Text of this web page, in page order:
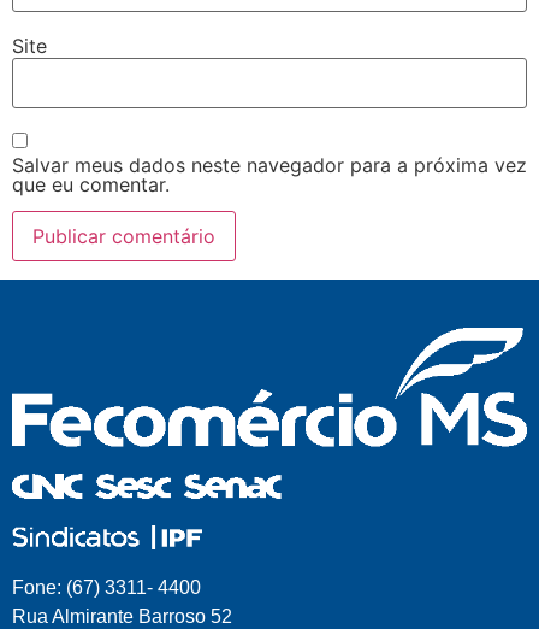
Site
Salvar meus dados neste navegador para a próxima vez
que eu comentar.
Fone: (67) 3311- 4400
Rua Almirante Barroso 52